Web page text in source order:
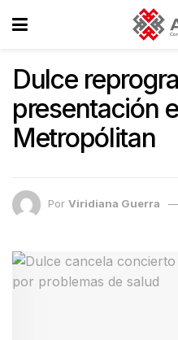
Dulce
presentación
Metropólitan
Por Viridiana Guerra